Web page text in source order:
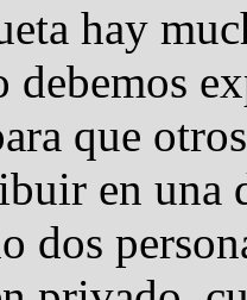
hay
debemos
que
en una
dos